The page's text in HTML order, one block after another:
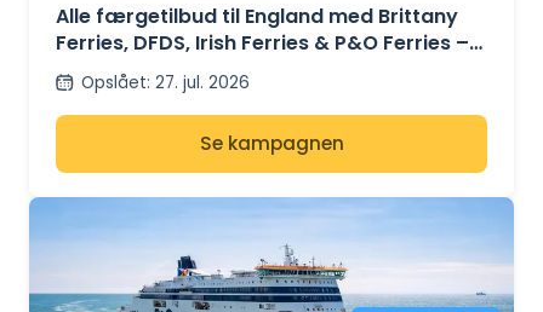
Alle færgetilbud til England med Brittany
Ferries, DFDS, Irish Ferries & P&O Ferries –
fra 41€
Opslået: 27. jul. 2026
Se kampagnen